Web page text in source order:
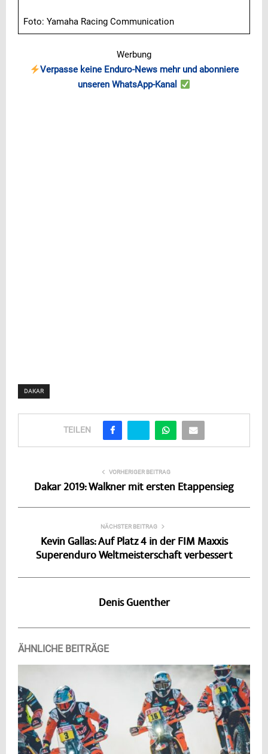
Foto: Yamaha Racing Communication
Werbung
Verpasse keine Enduro-News mehr und abonniere
unseren WhatsApp-Kanal
DAKAR
TEILEN
VORHERIGER BEITRAG
Dakar 2019: Walkner mit ersten Etappensieg
NÄCHSTER BEITRAG
Kevin Gallas: Auf Platz 4 in der FIM Maxxis
Superenduro Weltmeisterschaft verbessert
Denis Guenther
ÄHNLICHE BEITRÄGE